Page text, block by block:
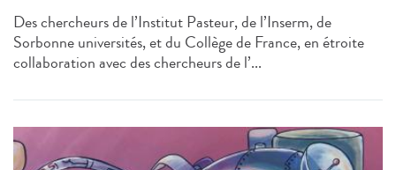
Des chercheurs de l’Institut Pasteur, de l’Inserm, de
Sorbonne universités, et du Collège de France, en étroite
collaboration avec des chercheurs de l’...